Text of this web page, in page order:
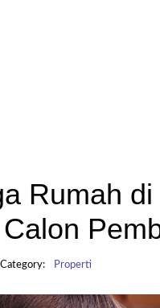
Rumah
Category: Properti